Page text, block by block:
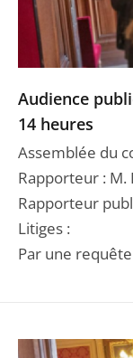
Audience
14 heures
Assemblée du
Rapporteur : M.
Rapporteur
Litiges :
Par une